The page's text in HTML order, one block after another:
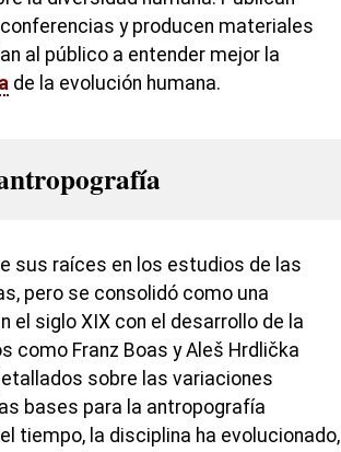
y producen materiales
al público a entender mejor la
de la evolución humana.
sus raíces en los estudios de las
pero se consolidó como una
el siglo XIX con el desarrollo de la
como Franz Boas y Aleš Hrdlička
sobre las variaciones
bases para la antropografía
tiempo, la disciplina ha evolucionado,